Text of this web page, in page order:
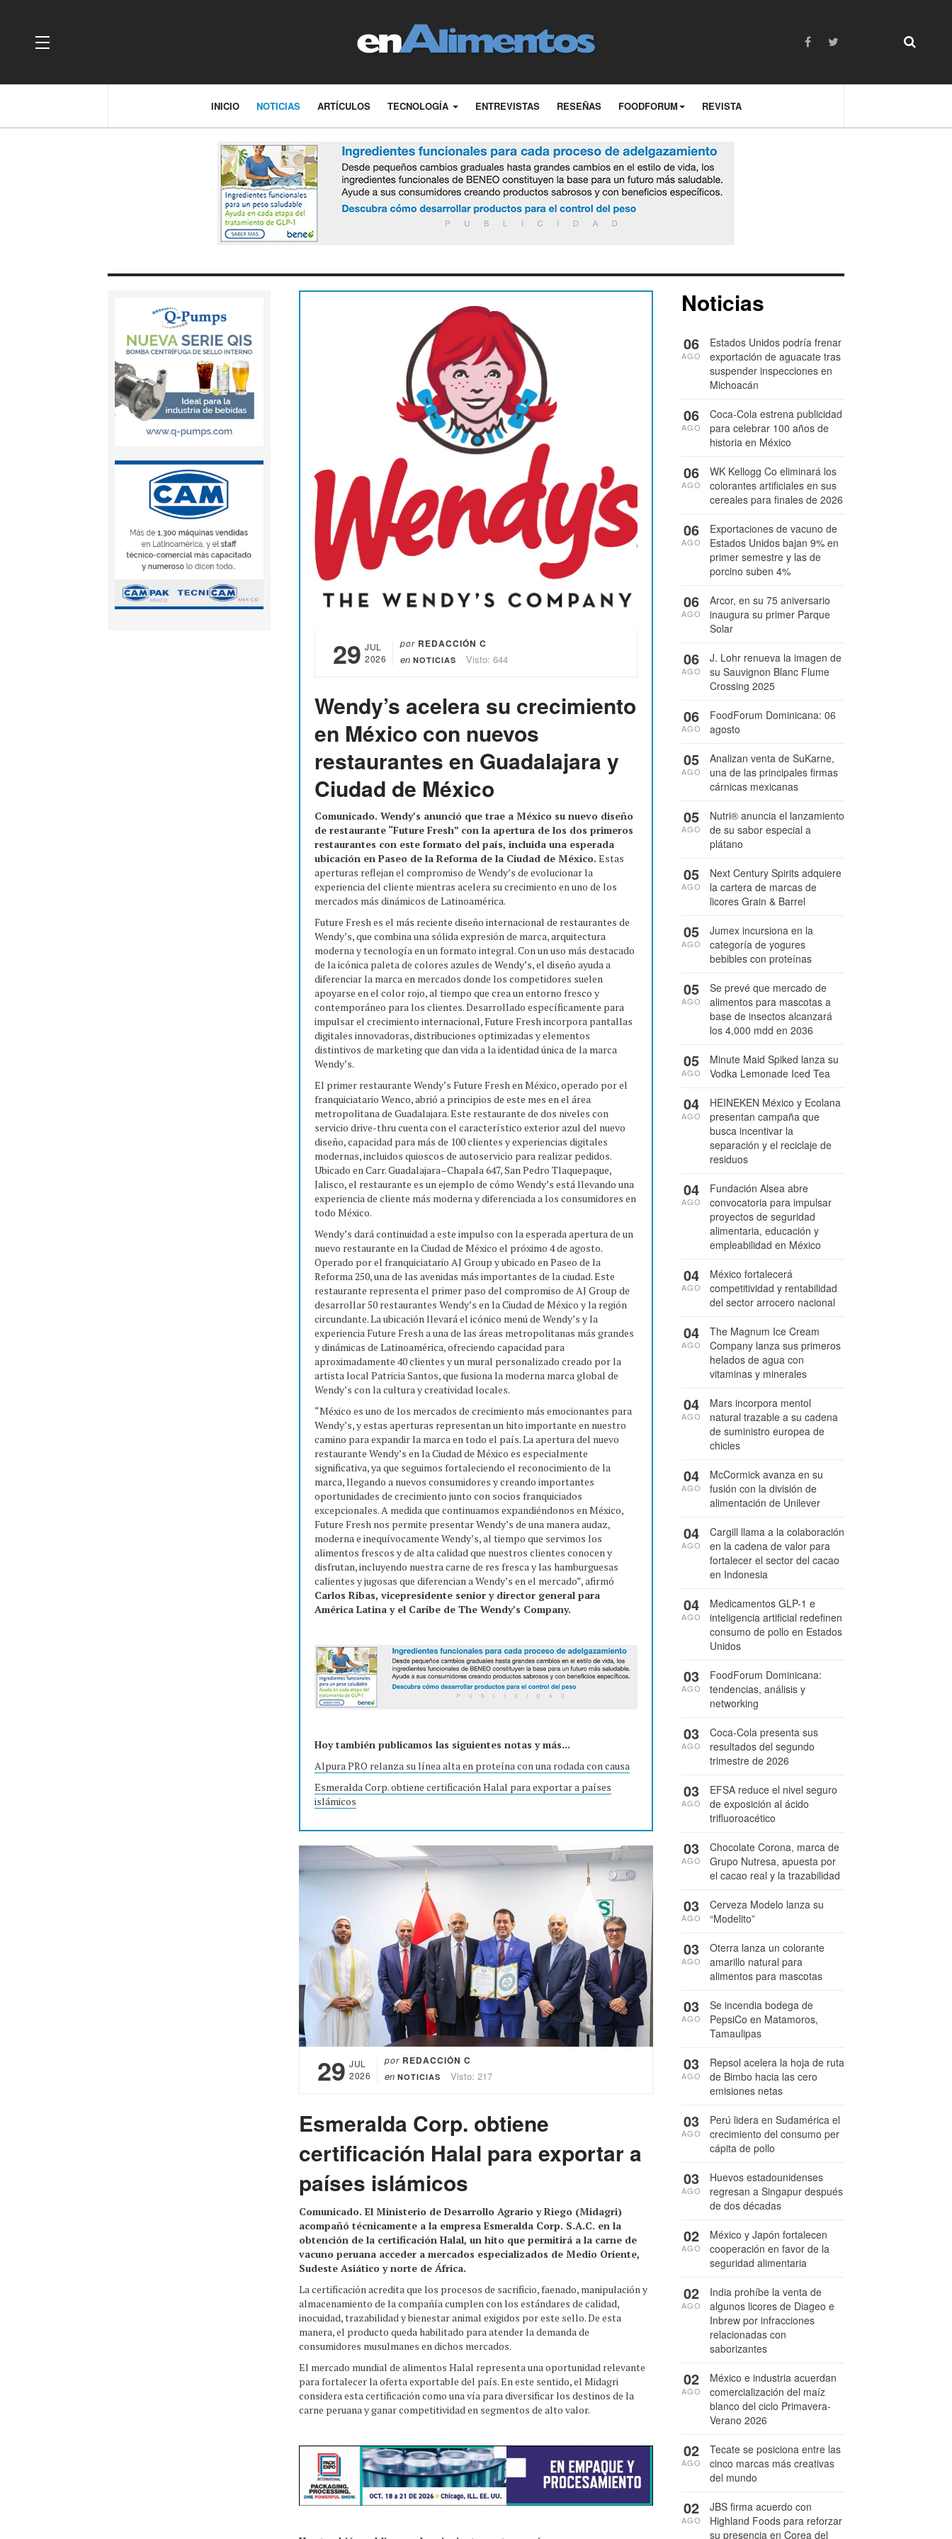
OFF CANVAS
INICIO NOTICIAS ARTÍCULOS TECNOLOGÍA ENTREVISTAS RESEÑAS FOODFORUM REVISTA
29 JUL
2026
por REDACCIÓN C
en NOTICIAS Visto: 644
Wendy’s acelera su crecimiento
en México con nuevos
restaurantes en Guadalajara y
Ciudad de México
Comunicado. Wendy’s anunció que trae a México su nuevo diseño
de restaurante “Future Fresh” con la apertura de los dos primeros
restaurantes con este formato del país, incluida una esperada
ubicación en Paseo de la Reforma de la Ciudad de México. Estas
aperturas reflejan el compromiso de Wendy’s de evolucionar la
experiencia del cliente mientras acelera su crecimiento en uno de los
mercados más dinámicos de Latinoamérica.
Future Fresh es el más reciente diseño internacional de restaurantes de
Wendy’s, que combina una sólida expresión de marca, arquitectura
moderna y tecnología en un formato integral. Con un uso más destacado
de la icónica paleta de colores azules de Wendy’s, el diseño ayuda a
diferenciar la marca en mercados donde los competidores suelen
apoyarse en el color rojo, al tiempo que crea un entorno fresco y
contemporáneo para los clientes. Desarrollado específicamente para
impulsar el crecimiento internacional, Future Fresh incorpora pantallas
digitales innovadoras, distribuciones optimizadas y elementos
distintivos de marketing que dan vida a la identidad única de la marca
Wendy’s.
El primer restaurante Wendy’s Future Fresh en México, operado por el
franquiciatario Wenco, abrió a principios de este mes en el área
metropolitana de Guadalajara. Este restaurante de dos niveles con
servicio drive-thru cuenta con el característico exterior azul del nuevo
diseño, capacidad para más de 100 clientes y experiencias digitales
modernas, incluidos quioscos de autoservicio para realizar pedidos.
Ubicado en Carr. Guadalajara–Chapala 647, San Pedro Tlaquepaque,
Jalisco, el restaurante es un ejemplo de cómo Wendy’s está llevando una
experiencia de cliente más moderna y diferenciada a los consumidores en
todo México.
Wendy’s dará continuidad a este impulso con la esperada apertura de un
nuevo restaurante en la Ciudad de México el próximo 4 de agosto.
Operado por el franquiciatario AJ Group y ubicado en Paseo de la
Reforma 250, una de las avenidas más importantes de la ciudad. Este
restaurante representa el primer paso del compromiso de AJ Group de
desarrollar 50 restaurantes Wendy’s en la Ciudad de México y la región
circundante. La ubicación llevará el icónico menú de Wendy’s y la
experiencia Future Fresh a una de las áreas metropolitanas más grandes
y dinámicas de Latinoamérica, ofreciendo capacidad para
aproximadamente 40 clientes y un mural personalizado creado por la
artista local Patricia Santos, que fusiona la moderna marca global de
Wendy’s con la cultura y creatividad locales.
“México es uno de los mercados de crecimiento más emocionantes para
Wendy’s, y estas aperturas representan un hito importante en nuestro
camino para expandir la marca en todo el país. La apertura del nuevo
restaurante Wendy’s en la Ciudad de México es especialmente
significativa, ya que seguimos fortaleciendo el reconocimiento de la
marca, llegando a nuevos consumidores y creando importantes
oportunidades de crecimiento junto con socios franquiciados
excepcionales. A medida que continuamos expandiéndonos en México,
Future Fresh nos permite presentar Wendy’s de una manera audaz,
moderna e inequívocamente Wendy’s, al tiempo que servimos los
alimentos frescos y de alta calidad que nuestros clientes conocen y
disfrutan, incluyendo nuestra carne de res fresca y las hamburguesas
calientes y jugosas que diferencian a Wendy’s en el mercado”, afirmó
Carlos Ribas, vicepresidente senior y director general para
América Latina y el Caribe de The Wendy’s Company.
Hoy también publicamos las siguientes notas y más...
Alpura PRO relanza su línea alta en proteína con una rodada con causa
Esmeralda Corp. obtiene certificación Halal para exportar a países
islámicos
29 JUL
2026
por REDACCIÓN C
en NOTICIAS Visto: 217
Esmeralda Corp. obtiene
certificación Halal para exportar a
países islámicos
Comunicado. El Ministerio de Desarrollo Agrario y Riego (Midagri)
acompañó técnicamente a la empresa Esmeralda Corp. S.A.C. en la
obtención de la certificación Halal, un hito que permitirá a la carne de
vacuno peruana acceder a mercados especializados de Medio Oriente,
Sudeste Asiático y norte de África.
La certificación acredita que los procesos de sacrificio, faenado, manipulación y
almacenamiento de la compañía cumplen con los estándares de calidad,
inocuidad, trazabilidad y bienestar animal exigidos por este sello. De esta
manera, el producto queda habilitado para atender la demanda de
consumidores musulmanes en dichos mercados.
El mercado mundial de alimentos Halal representa una oportunidad relevante
para fortalecer la oferta exportable del país. En este sentido, el Midagri
considera esta certificación como una vía para diversificar los destinos de la
carne peruana y ganar competitividad en segmentos de alto valor.
Noticias
Estados Unidos podría frenar
exportación de aguacate tras
suspender inspecciones en
Michoacán
06
AGO
Coca-Cola estrena publicidad
para celebrar 100 años de
historia en México
06
AGO
WK Kellogg Co eliminará los
colorantes artificiales en sus
cereales para finales de 2026
06
AGO
Exportaciones de vacuno de
Estados Unidos bajan 9% en
primer semestre y las de
porcino suben 4%
06
AGO
Arcor, en su 75 aniversario
inaugura su primer Parque
Solar
06
AGO
J. Lohr renueva la imagen de
su Sauvignon Blanc Flume
Crossing 2025
06
AGO
FoodForum Dominicana: 06
agosto
06
AGO
Analizan venta de SuKarne,
una de las principales firmas
cárnicas mexicanas
05
AGO
Nutri® anuncia el lanzamiento
de su sabor especial a
plátano
05
AGO
Next Century Spirits adquiere
la cartera de marcas de
licores Grain & Barrel
05
AGO
Jumex incursiona en la
categoría de yogures
bebibles con proteínas
05
AGO
Se prevé que mercado de
alimentos para mascotas a
base de insectos alcanzará
los 4,000 mdd en 2036
05
AGO
Minute Maid Spiked lanza su
Vodka Lemonade Iced Tea
05
AGO
HEINEKEN México y Ecolana
presentan campaña que
busca incentivar la
separación y el reciclaje de
residuos
04
AGO
Fundación Alsea abre
convocatoria para impulsar
proyectos de seguridad
alimentaria, educación y
empleabilidad en México
04
AGO
México fortalecerá
competitividad y rentabilidad
del sector arrocero nacional
04
AGO
The Magnum Ice Cream
Company lanza sus primeros
helados de agua con
vitaminas y minerales
04
AGO
Mars incorpora mentol
natural trazable a su cadena
de suministro europea de
chicles
04
AGO
McCormick avanza en su
fusión con la división de
alimentación de Unilever
04
AGO
Cargill llama a la colaboración
en la cadena de valor para
fortalecer el sector del cacao
en Indonesia
04
AGO
Medicamentos GLP-1 e
inteligencia artificial redefinen
consumo de pollo en Estados
Unidos
04
AGO
FoodForum Dominicana:
tendencias, análisis y
networking
03
AGO
Coca-Cola presenta sus
resultados del segundo
trimestre de 2026
03
AGO
EFSA reduce el nivel seguro
de exposición al ácido
trifluoroacético
03
AGO
Chocolate Corona, marca de
Grupo Nutresa, apuesta por
el cacao real y la trazabilidad
03
AGO
Cerveza Modelo lanza su
“Modelito”
03
AGO
Oterra lanza un colorante
amarillo natural para
alimentos para mascotas
03
AGO
Se incendia bodega de
PepsiCo en Matamoros,
Tamaulipas
03
AGO
Repsol acelera la hoja de ruta
de Bimbo hacia las cero
emisiones netas
03
AGO
Perú lidera en Sudamérica el
crecimiento del consumo per
cápita de pollo
03
AGO
Huevos estadounidenses
regresan a Singapur después
de dos décadas
03
AGO
México y Japón fortalecen
cooperación en favor de la
seguridad alimentaria
02
AGO
India prohíbe la venta de
algunos licores de Diageo e
Inbrew por infracciones
relacionadas con
saborizantes
02
AGO
México e industria acuerdan
comercialización del maíz
blanco del ciclo Primavera-
Verano 2026
02
AGO
Tecate se posiciona entre las
cinco marcas más creativas
del mundo
02
AGO
JBS firma acuerdo con
Highland Foods para reforzar
su presencia en Corea del
02
AGO